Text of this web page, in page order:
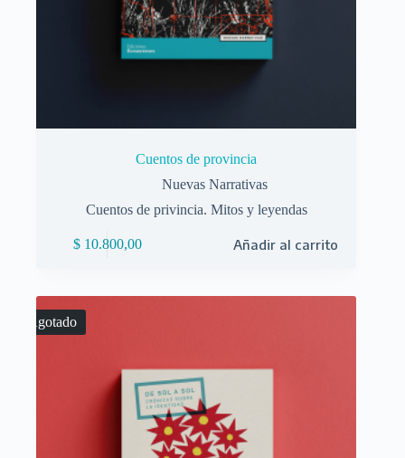
Cuentos de provincia
Nuevas Narrativas
Cuentos de privincia. Mitos y leyendas
$10.800,00 Añadir al carrito
Agotado